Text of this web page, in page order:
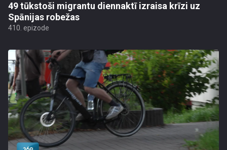
49 tūkstoši migrantu diennaktī izraisa krīzi uz
Spānijas robežas
410. epizode